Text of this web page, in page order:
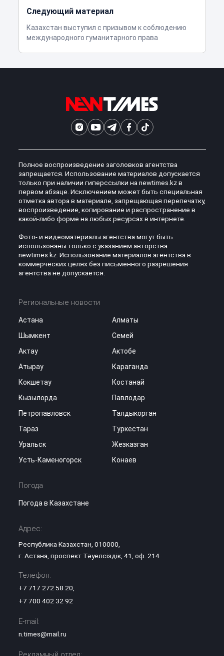
Следующий материал
Казахстан выступил с призывом к соблюдению
международного гуманитарного права
Полное воспроизведение заголовков агентства
запрещается. Использование материалов допускается
только при наличии гиперссылки на newtimes.kz в
первом абзаце. Исключением может быть специальная
отметка автора в материале, запрещающая перепечатку,
воспроизведение, копирование и распространение в
какой-либо форме на любых ресурсах в интернете.
Фото- и видеоматериалы агентства могут быть
использованы только с указанием авторства
newtimes.kz. Использование материалов агентства в
коммерческих целях без письменного разрешения
агентства не допускается.
Региональные новости
Астана
Алматы
Шымкент
Семей
Актау
Актобе
Атырау
Караганда
Кокшетау
Костанай
Кызылорда
Павлодар
Петропавловск
Талдыкорган
Тараз
Туркестан
Уральск
Жезказган
Усть-Каменогорск
Конаев
Погода
Погода в Казахстане
Адрес:
Республика Казахстан, 010000,
г. Астана, проспект Тәуелсіздік, 41, оф. 214
Телефон:
+7 717 272 58 20
+7 700 402 32 92
E-mail:
n.times@mail.ru